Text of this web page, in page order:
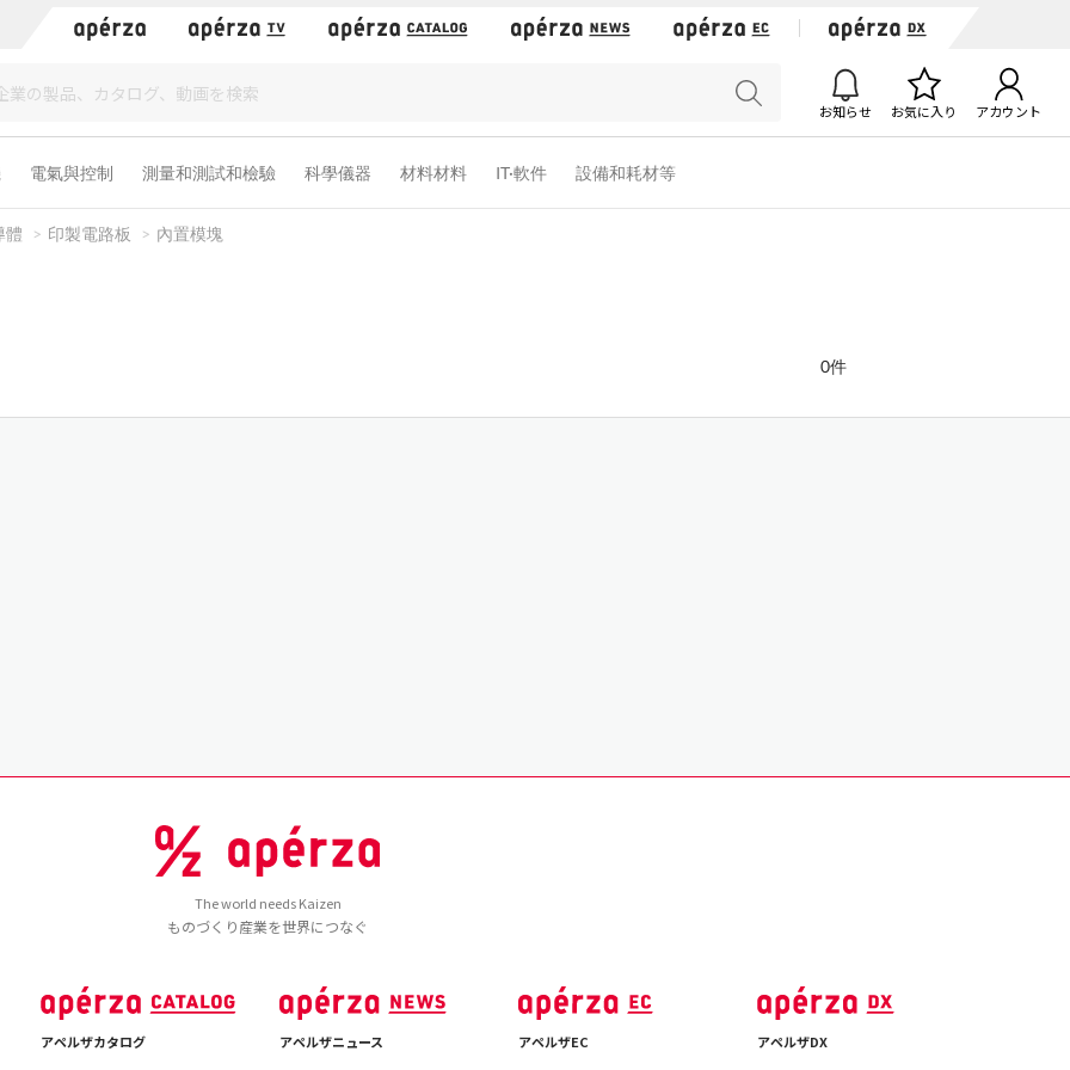
お知らせ お気に入り アカウント
電氣與控制 測量和測試和檢驗 科學儀器 材料材料 IT·軟件 設備和耗材等
體 印製電路板 內置模塊
0件
The world needs Kaizen
ものづくり産業を世界につなぐ
アペルザカタログ アペルザニュース アペルザEC アペルザDX